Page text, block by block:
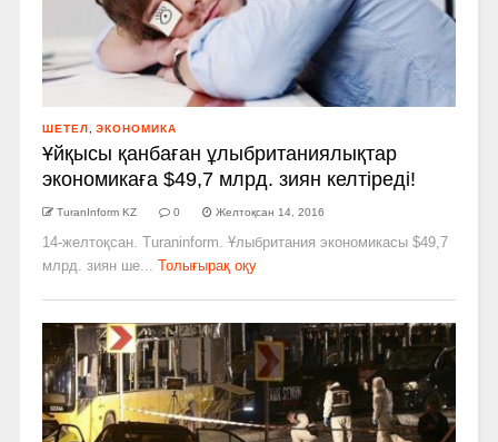
ШЕТЕЛ ЭКОНОМИКА
Ұйқысы қанбаған ұлыбританиялықтар
экономикаға $49,7 млрд. зиян келтіреді!
TuranInform KZ 0 Желтоқсан 14, 2016
14-желтоқсан. Turaninform. Ұлыбритания экономикасы $49,7
млрд. зиян ше...
Толығырақ оқу